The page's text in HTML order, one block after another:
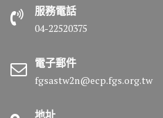
服務電話
04-22520375
電子郵件
fgsastw2n@ecp.fgs.org.tw
地址